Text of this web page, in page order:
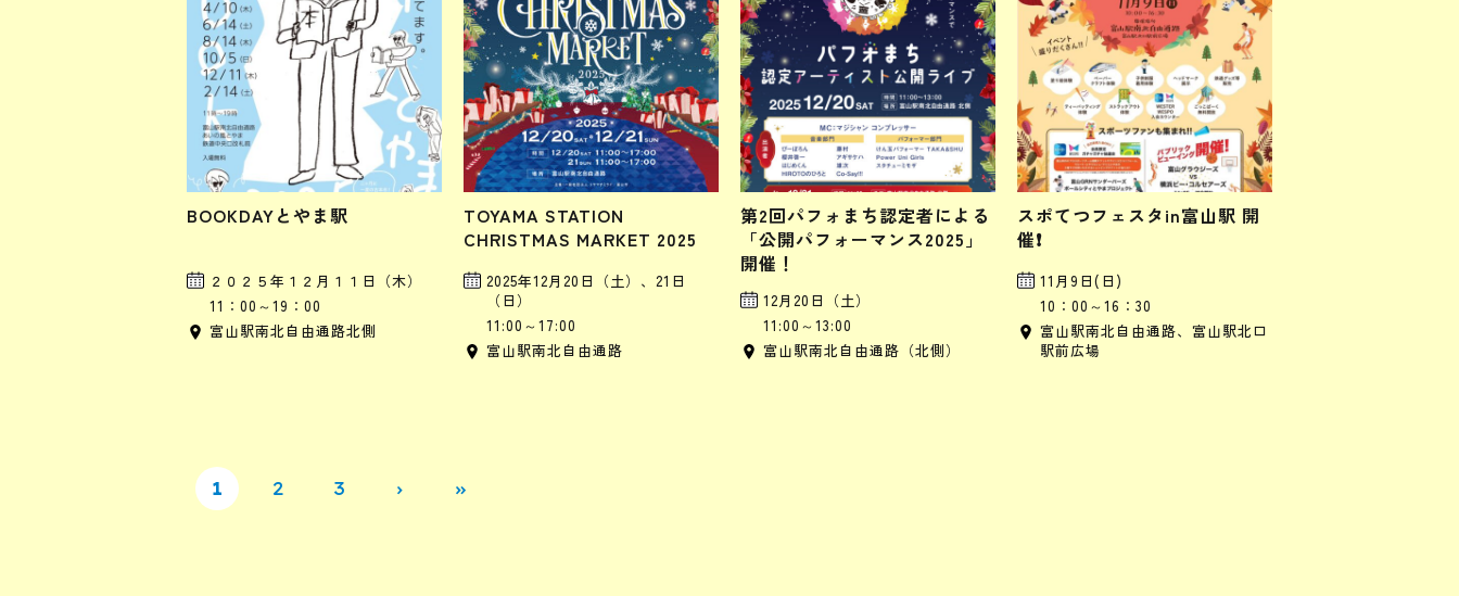
BOOKDAYとやま駅
２０２５年１２月１１日（木）
11：00～19：00
富山駅南北自由通路北側
TOYAMA STATION
CHRISTMAS MARKET 2025
2025年12月20日（土）、21日
（日）
11:00～17:00
富山駅南北自由通路
第2回パフォまち認定者による
「公開パフォーマンス2025」
開催！
12月20日（土）
11:00～13:00
富山駅南北自由通路（北側）
スポてつフェスタin富山駅 開
催❗️
11月9日(日)
10：00～16：30
富山駅南北自由通路、富山駅北口
駅前広場
1 2 3 › »